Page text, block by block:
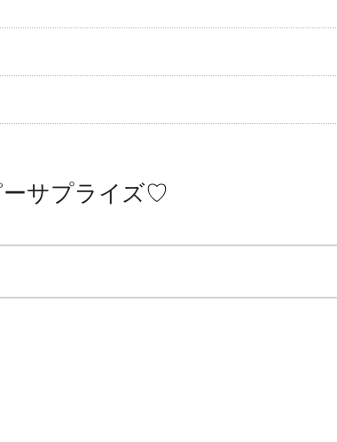
ーサプライズ♡